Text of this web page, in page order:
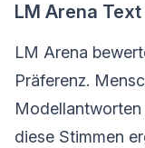
LM Arena Text
LM Arena
Präferenz.
Modellantworten
diese Stimmen